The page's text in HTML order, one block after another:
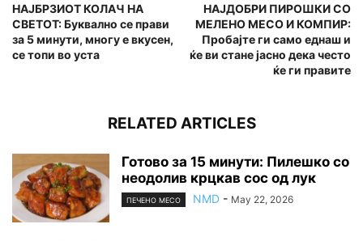
НАЈБРЗИОТ КОЛАЧ НА
СВЕТОТ: Буквално се прави
за 5 минути, многу е вкусен,
се топи во уста
НАЈДОБРИ ПИРОШКИ СО
МЕЛЕНО МЕСО И КОМПИР:
Пробајте ги само еднаш и
ќе ви стане јасно дека често
ќе ги правите
RELATED ARTICLES
Готово за 15 минути: Пилешко со
неодолив крцкав сос од лук
ПЕЧЕНО МЕСО NMD - May 22, 2026